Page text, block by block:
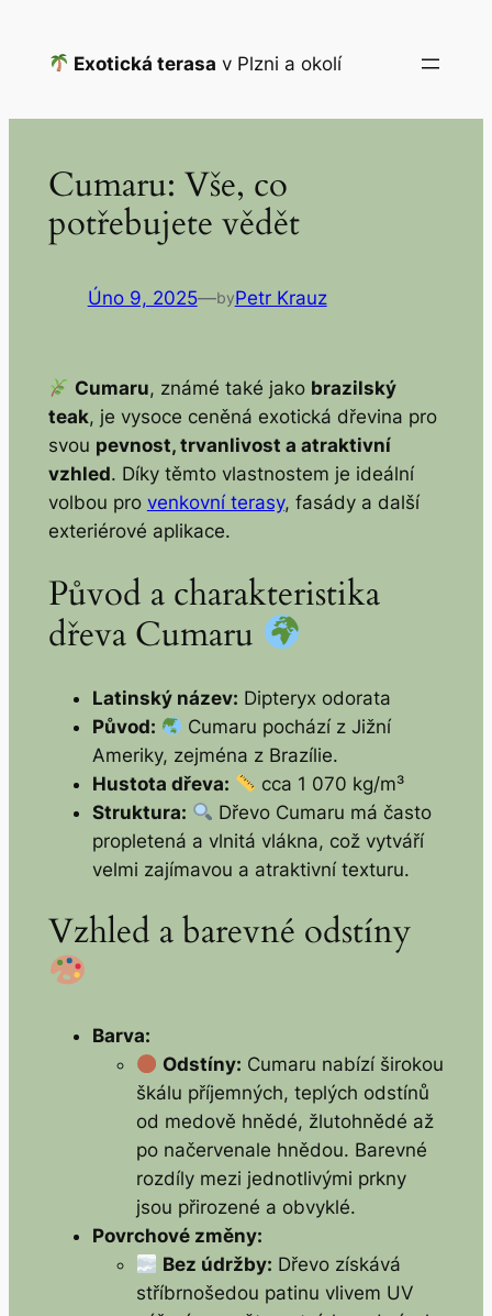
Exotická terasa v Plzni a okolí
Cumaru: Vše, co
potřebujete vědět
Úno 9, 2025—byPetr Krauz
Cumaru, známé také jako brazilský
teak, je vysoce ceněná exotická dřevina pro
svou pevnost, trvanlivost a atraktivní
vzhled. Díky těmto vlastnostem je ideální
volbou pro venkovní terasy, fasády a další
exteriérové aplikace.
Původ a charakteristika
dřeva Cumaru
Latinský název: Dipteryx odorata
Původ:
Cumaru pochází z Jižní
Ameriky, zejména z Brazílie.
Hustota dřeva:
cca 1 070 kg/m³
Struktura:
Dřevo Cumaru má často
propletená a vlnitá vlákna, což vytváří
velmi zajímavou a atraktivní texturu.
Vzhled a barevné odstíny
Barva:
Odstíny: Cumaru nabízí širokou
škálu příjemných, teplých odstínů
od medově hnědé, žlutohnědé až
po načervenale hnědou. Barevné
rozdíly mezi jednotlivými prkny
jsou přirozené a obvyklé.
Povrchové změny:
Bez údržby: Dřevo získává
stříbrnošedou patinu vlivem UV